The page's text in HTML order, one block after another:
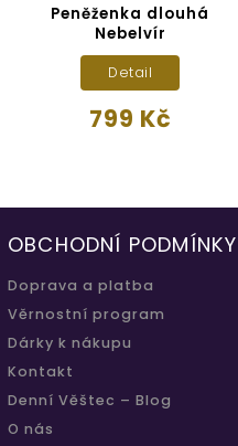
Peněženka dlouhá
Nebelvír
799 Kč
Detail
OBCHODNÍ PODMÍNKY
Doprava a platba
Věrnostní program
Dárky k nákupu
Kontakt
Denní Věštec – Blog
O nás